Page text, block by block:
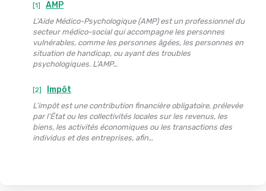
[1] AMP
L’Aide Médico-Psychologique (AMP) est un professionnel du
secteur médico-social qui accompagne les personnes
vulnérables, comme les personnes âgées, les personnes en
situation de handicap, ou ayant des troubles
psychologiques. L’AMP…
[2] Impôt
L’impôt est une contribution financière obligatoire, prélevée
par l’État ou les collectivités locales sur les revenus, les
biens, les activités économiques ou les transactions des
individus et des entreprises, afin…